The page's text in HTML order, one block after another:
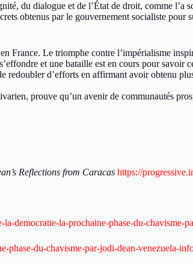
du dialogue et de l’État de droit, comme
obtenus par le gouvernement socialiste pour
France. Le triomphe contre l’impérialisme
et une bataille est en cours pour savoir
redoubler d’efforts en affirmant avoir obtenu
prouve qu’un avenir de communautés
Reflections from Caracas https://
democratie-la-prochaine-phase-du-chavisme-
phase-du-chavisme-par-jodi-dean-venezuela-